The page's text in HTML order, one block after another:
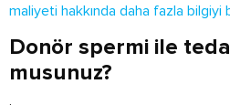
maliyeti hakkında daha fazla bilgiyi
Donör spermi ile
musunuz?